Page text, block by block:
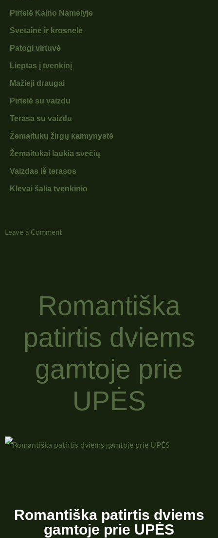
Pirtelė Kalno Namelyje
Svetainė ir krosnelė
Patogi virtuvė
Lieptas į tvenkinį
Mažieji draugai
Pirtelė su vaizdu
Terasa su vaizdu
Žemaitukų žirgų kaimynystė
Žemaitukai laukia svečių
Vaizdas iš terasos
Klevai šalia tvenkinio
Leave a Comment
Romantiška
patirtis dviems
gamtoje prie
UPĖS
Romantiška patirtis dviems
gamtoje prie UPĖS